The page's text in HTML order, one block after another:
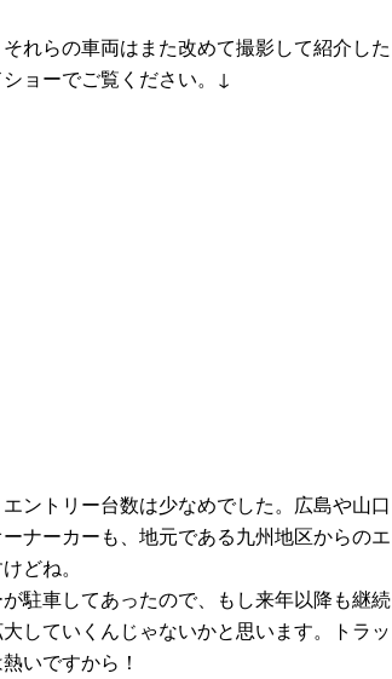
れらの車両はまた改めて撮影して紹介した
ョーでご覧ください。↓
ントリー台数は少なめでした。広島や山口
ナーカーも、地元である九州地区からのエ
どね。
駐車してあったので、もし来年以降も継続
していくんじゃないかと思います。トラッ
いですから！